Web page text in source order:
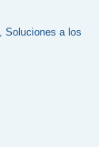
,Soluciones a los